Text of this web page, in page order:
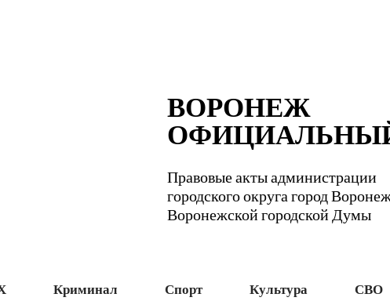
ВОРОНЕЖ
Правовые акты администрации
городского округа город
Воронежской городской Думы
Криминал Спорт Культура СВО